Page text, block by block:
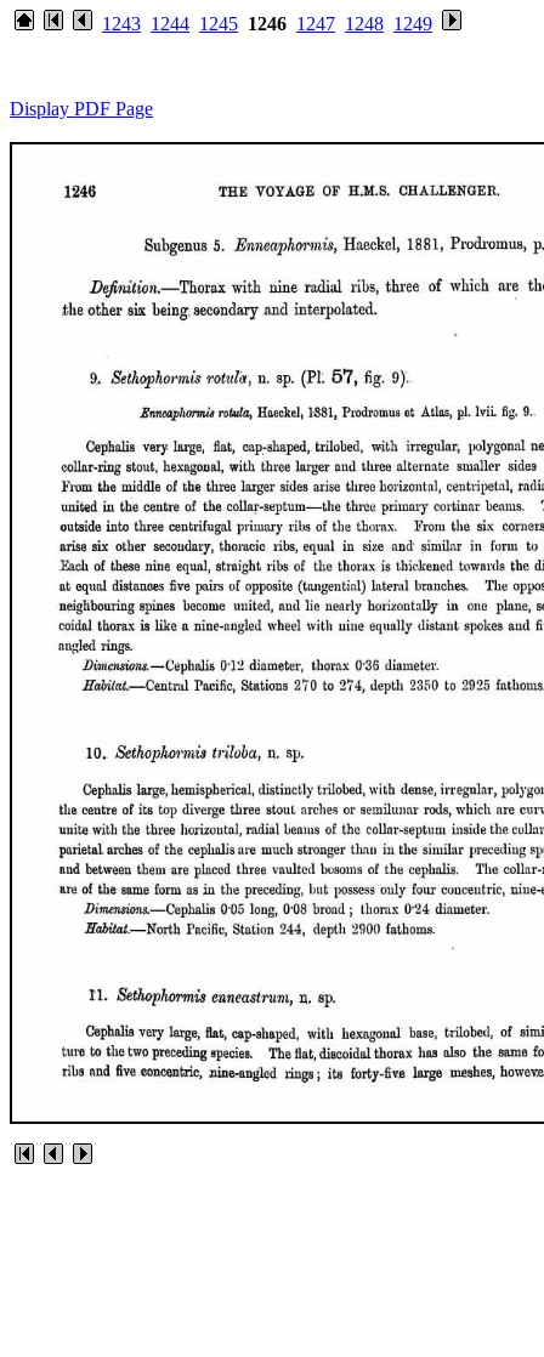
1243 1244 1245 1246 1247 1248 1249
Display PDF Page